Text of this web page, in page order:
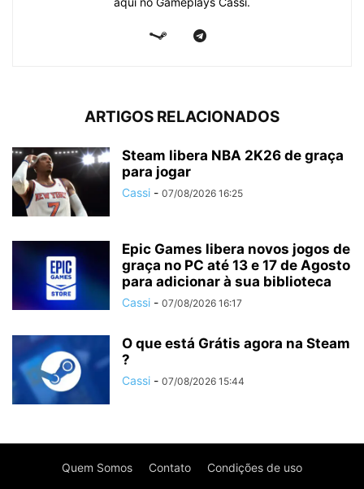
ARTIGOS RELACIONADOS
Steam libera NBA 2K26 de graça
para jogar
Cassi - 07/08/2026 16:25
Epic Games libera novos jogos de
graça no PC até 13 e 17 de Agosto
para adicionar à sua biblioteca
Cassi - 07/08/2026 16:17
O que está Grátis agora na Steam
?
Cassi - 07/08/2026 15:44
Quem Somos Contato Condições de uso